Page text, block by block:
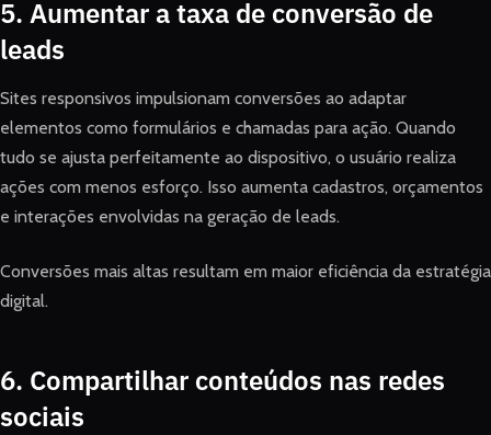
5. Aumentar a taxa de conversão de
leads
Sites responsivos impulsionam conversões ao adaptar
elementos como formulários e chamadas para ação. Quando
tudo se ajusta perfeitamente ao dispositivo, o usuário realiza
ações com menos esforço. Isso aumenta cadastros, orçamentos
e interações envolvidas na geração de leads.
Conversões mais altas resultam em maior eficiência da estratégia
digital.
6. Compartilhar conteúdos nas redes
sociais